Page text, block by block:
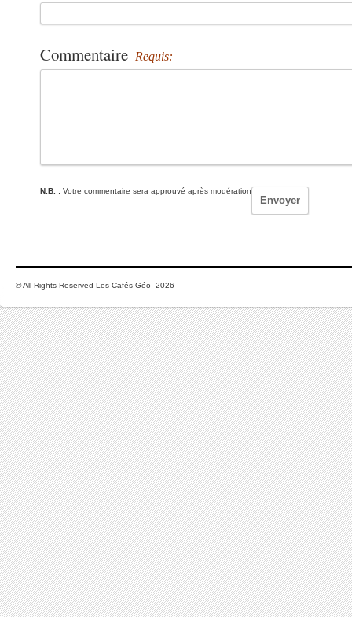
Commentaire Requis:
N.B. : Votre commentaire sera approuvé après modération
© All Rights Reserved Les Cafés Géo 2026